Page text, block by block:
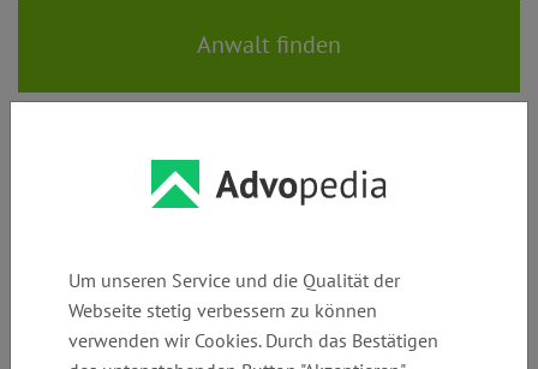
Straßenverkehr &
Behörden &
Polizei &
Muss ich den Radweg unbedingt
benutzen, falls es einen gibt?
Um unseren Service und die Qualität der
Webseite stetig verbessern zu können
verwenden wir Cookies. Durch das Bestätigen